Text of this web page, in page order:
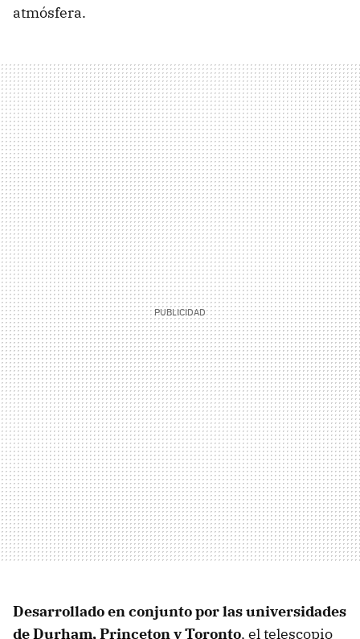
atmósfera.
Desarrollado en conjunto por las universidades
de Durham, Princeton y Toronto, el telescopio